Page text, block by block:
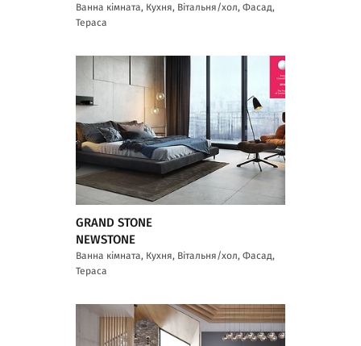
Ванна кімната, Кухня, Вітальня/хол, Фасад,
Тераса
GRAND STONE
NEWSTONE
Ванна кімната, Кухня, Вітальня/хол, Фасад,
Тераса